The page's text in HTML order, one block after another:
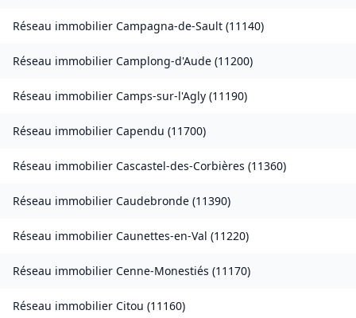
Réseau immobilier Campagna-de-Sault (11140)
Réseau immobilier Camplong-d'Aude (11200)
Réseau immobilier Camps-sur-l'Agly (11190)
Réseau immobilier Capendu (11700)
Réseau immobilier Cascastel-des-Corbières (11360)
Réseau immobilier Caudebronde (11390)
Réseau immobilier Caunettes-en-Val (11220)
Réseau immobilier Cenne-Monestiés (11170)
Réseau immobilier Citou (11160)